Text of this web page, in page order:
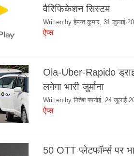
वैरिफिकेशन सिस्टम
Written by हेमन्त कुमार, 31 जुलाई
ऐप्स
Ola-Uber-Rapido
लगेगा भारी जुर्माना
Written by नितेश पपनोई, 24 जुलाई
ऐप्स
50 OTT प्लेटफॉर्म्स